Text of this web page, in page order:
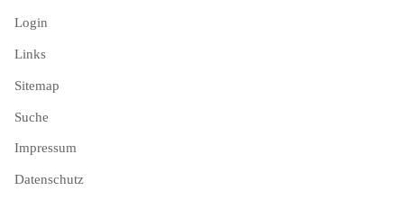
Login
Links
Sitemap
Suche
Impressum
Datenschutz